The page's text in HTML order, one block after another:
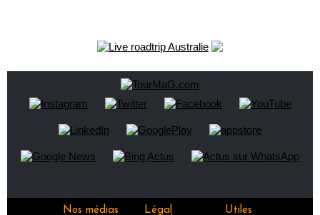
Nos médias
Légal
Utiles